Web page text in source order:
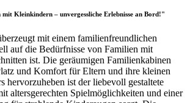
Kleinkindern – unvergessliche Erlebnisse an Bord!"
mit einem familienfreundlichen
auf die Bedürfnisse von Familien mit
ist. Die geräumigen Familienkabinen
und Komfort für Eltern und ihre kleinen
hervorzuheben ist der liebevoll gestaltete
altersgerechten Spielmöglichkeiten und einer